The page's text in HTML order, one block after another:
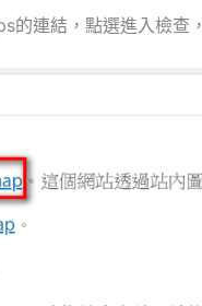
的連結，點選進入檢查，